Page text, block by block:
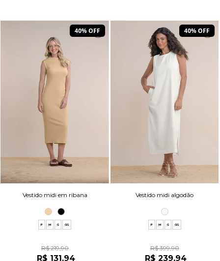
40% OFF
Vestido midi em ribana
P M G GG
R$ 219,90
R$ 131,94
40% OFF
Vestido midi algodão
P M G GG
R$ 399,90
R$ 239,94